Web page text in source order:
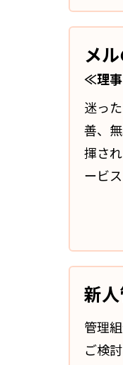
メ
≪理事
迷っ
善、
揮さ
ービス
新
管理
ご検
実
よ
コ